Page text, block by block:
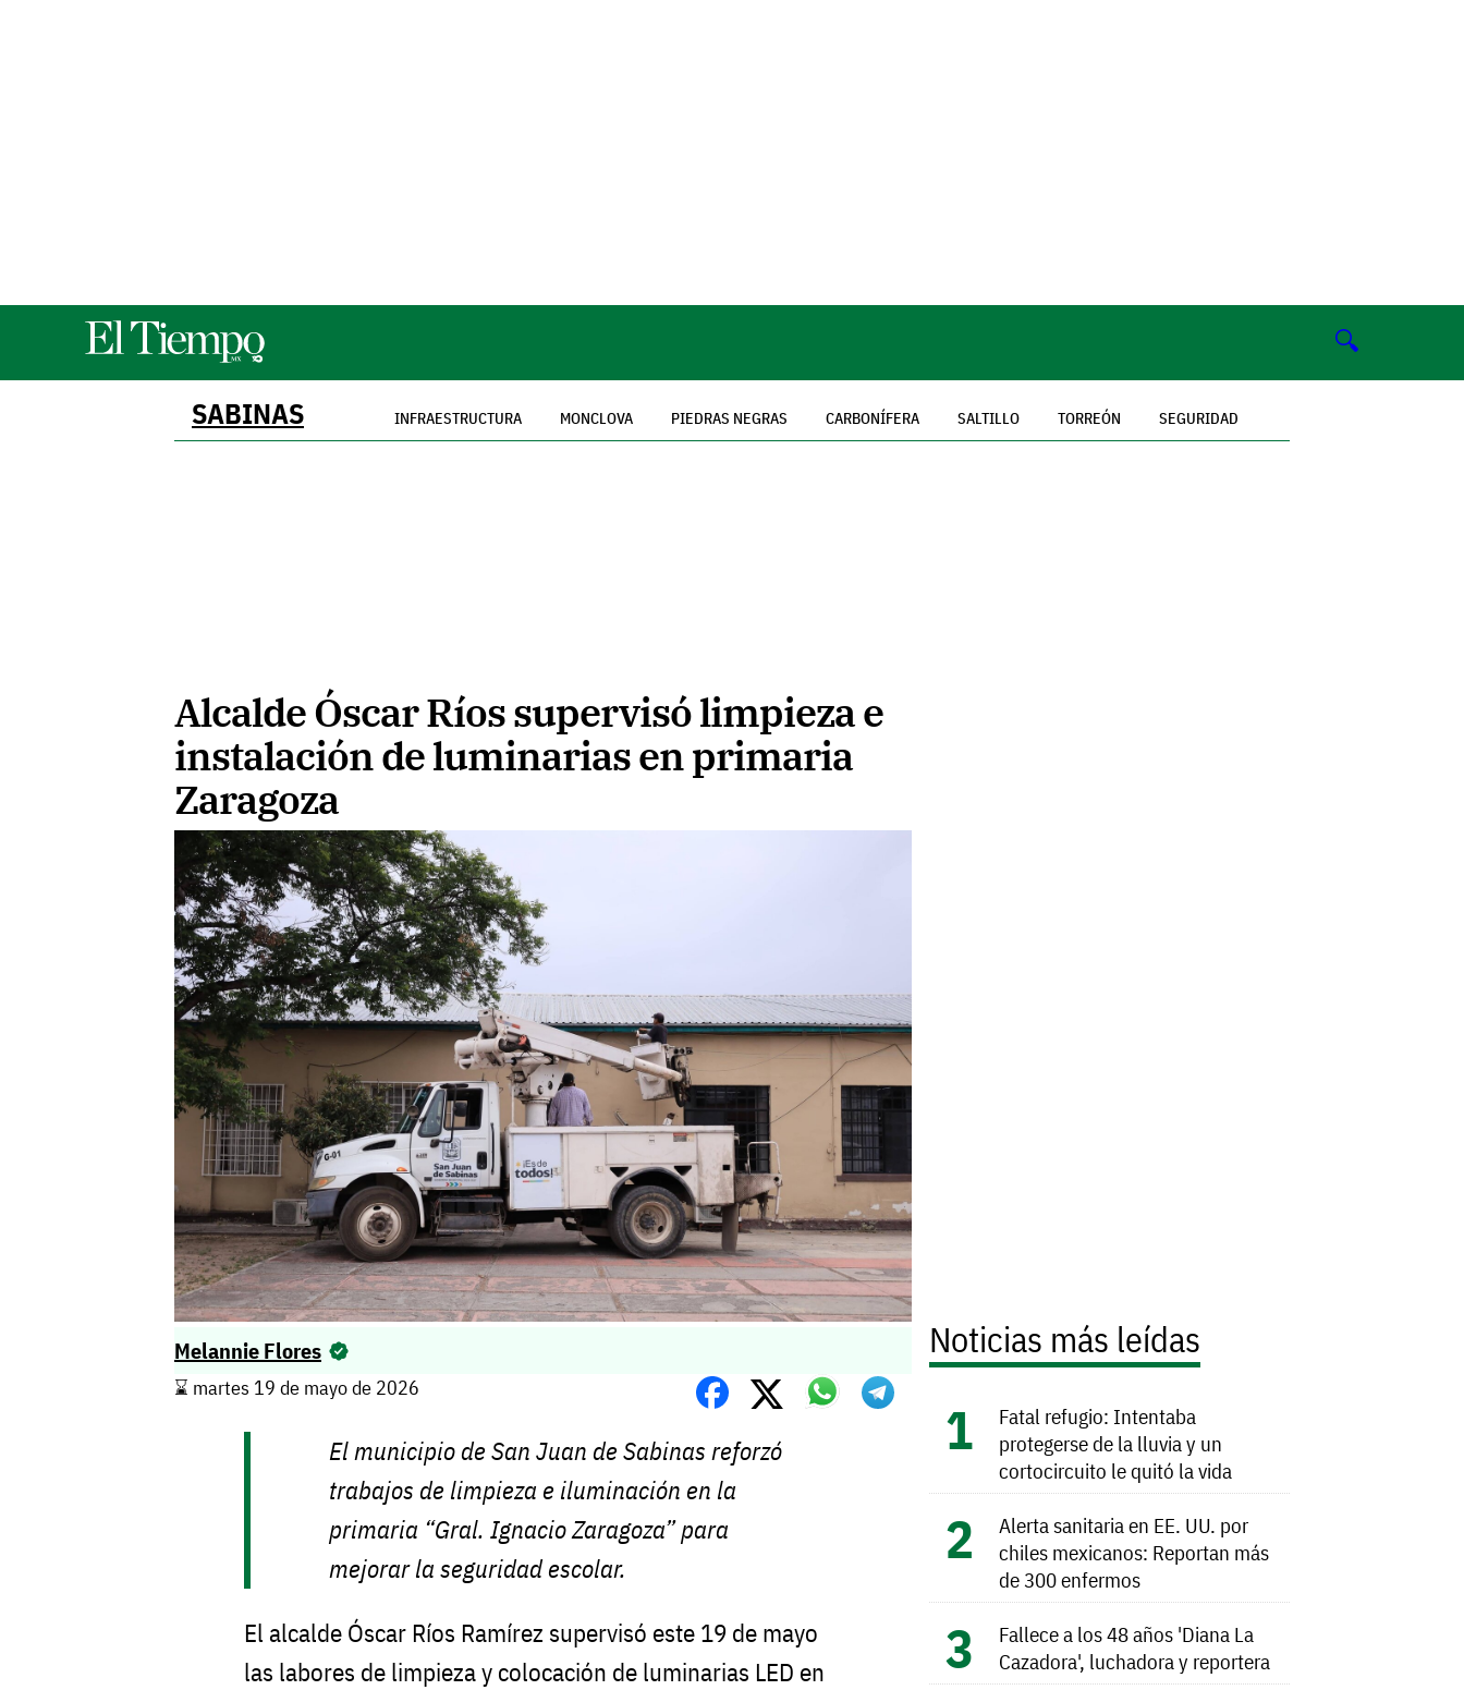
🔍
SABINAS INFRAESTRUCTURA MONCLOVA PIEDRAS NEGRAS CARBONÍFERA SALTILLO TORREÓN SEGURIDAD
Alcalde Óscar Ríos supervisó limpieza e
instalación de luminarias en primaria
Zaragoza
Melannie Flores
⌛️ martes 19 de mayo de 2026
El municipio de San Juan de Sabinas reforzó
trabajos de limpieza e iluminación en la
primaria “Gral. Ignacio Zaragoza” para
mejorar la seguridad escolar.
El alcalde Óscar Ríos Ramírez supervisó este 19 de mayo
las labores de limpieza y colocación de luminarias LED en
Noticias más leídas
Fatal refugio: Intentaba
protegerse de la lluvia y un
cortocircuito le quitó la vida
Alerta sanitaria en EE. UU. por
chiles mexicanos: Reportan más
de 300 enfermos
Fallece a los 48 años 'Diana La
Cazadora', luchadora y reportera